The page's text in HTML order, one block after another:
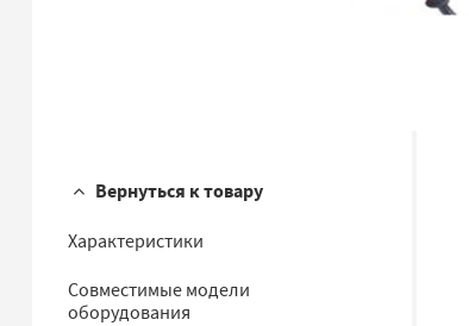
Вернуться к товару
Характеристики
Совместимые модели
оборудования